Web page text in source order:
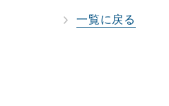
一覧に戻る